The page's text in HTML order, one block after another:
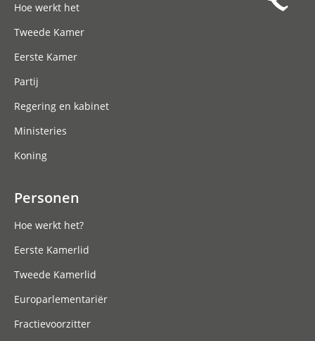
Hoe werkt het
Tweede Kamer
Eerste Kamer
Partij
Regering en kabinet
Ministeries
Koning
Personen
Hoe werkt het?
Eerste Kamerlid
Tweede Kamerlid
Europarlementariër
Fractievoorzitter